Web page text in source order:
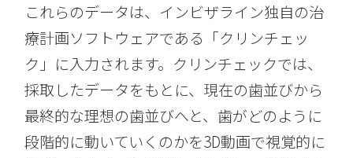
これらのデータは、インビザライン独自の治
療計画ソフトウェアである「クリンチェッ
ク」に入力されます。クリンチェックでは、
採取したデータをもとに、現在の歯並びから
最終的な理想の歯並びへと、歯がどのように
段階的に動いていくのかを3D動画で視覚的に